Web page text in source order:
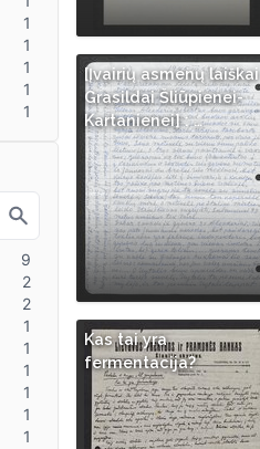
[Įvairių asmenų laiškai
Grasildai Šliūpienei-
Kartanienei] : …
Kas tai yra
fermentacija?